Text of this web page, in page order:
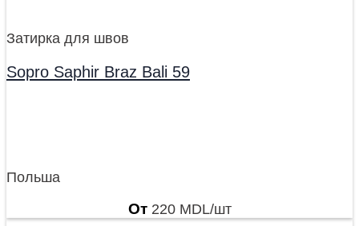
Затирка для швов
Sopro Saphir Braz Bali 59
Польша
От 220 MDL/шт